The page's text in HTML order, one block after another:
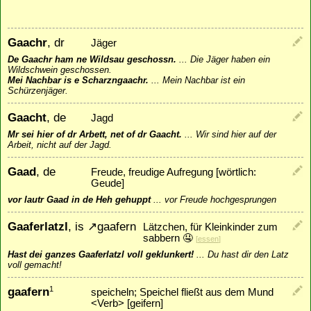
Gaachr, dr Jäger
De Gaachr ham ne Wildsau geschossn. ... Die Jäger haben ein
Wildschwein geschossen.
Mei Nachbar is e Scharzngaachr. ... Mein Nachbar ist ein
Schürzenjäger.
Gaacht, de Jagd
Mr sei hier of dr Arbett, net of dr Gaacht. ... Wir sind hier auf der
Arbeit, nicht auf der Jagd.
Gaad, de
Freude, freudige Aufregung [wörtlich:
Geude]
vor lautr Gaad in de Heh gehuppt... vor Freude hochgesprungen
Gaaferlatzl, is ↗gaafern
Lätzchen, für Kleinkinder zum
sabbern 🤤 [essen]
Hast dei ganzes Gaaferlatzl voll geklunkert! ... Du hast dir den Latz
voll gemacht!
gaafern1
speicheln; Speichel fließt aus dem Mund
<Verb> [geifern]